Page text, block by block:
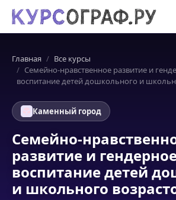
Главная
Все курсы
Семейно-нравственное развитие и
воспитание детей дошкольного и
Каменный город
Семейно-
развитие и
воспитание детей
и школьного